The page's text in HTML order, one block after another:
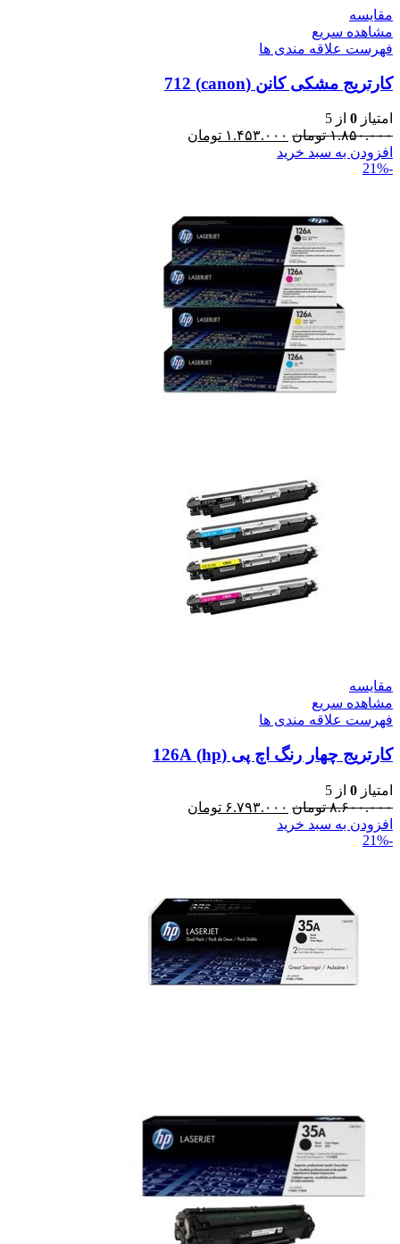
مقایسه
مشاهده سریع
فهرست علاقه مندی ها
کارتریج مشکی کانن (canon) 712
امتیاز 0 از 5
۱.۸۵۰.۰۰۰ تومان ۱.۴۵۳.۰۰۰ تومان
افزودن به سبد خرید
-21%
مقایسه
مشاهده سریع
فهرست علاقه مندی ها
کارتریج چهار رنگ اچ پی (hp) 126A
امتیاز 0 از 5
۸.۶۰۰.۰۰۰ تومان ۶.۷۹۳.۰۰۰ تومان
افزودن به سبد خرید
-21%